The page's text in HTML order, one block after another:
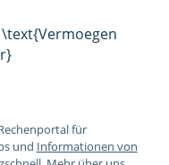
für
und Informationen von